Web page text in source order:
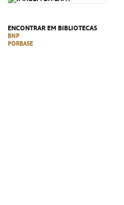
ENCONTRAR EM BIBLIOTECAS
BNP
PORBASE